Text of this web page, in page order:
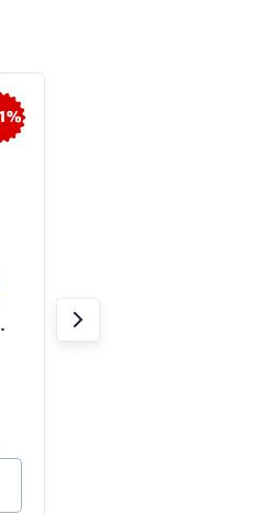
Sonicare DiamondClean
nové generace Zubní
kartáček